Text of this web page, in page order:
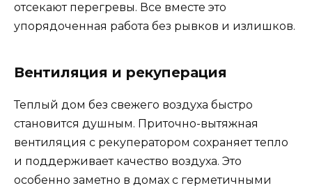
отсекают перегревы. Все вместе это
упорядоченная работа без рывков и излишков.
Вентиляция и рекуперация
Теплый дом без свежего воздуха быстро
становится душным. Приточно-вытяжная
вентиляция с рекуператором сохраняет тепло
и поддерживает качество воздуха. Это
особенно заметно в домах с герметичными